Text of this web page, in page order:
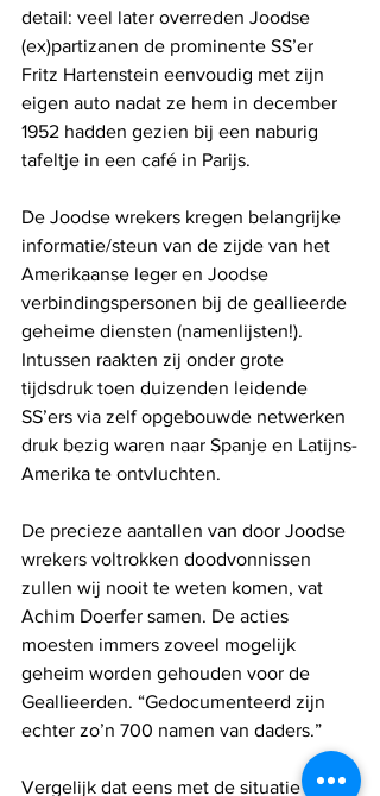
detail: veel later overreden Joodse
(ex)partizanen de prominente SS’er
Fritz Hartenstein eenvoudig met zijn
eigen auto nadat ze hem in december
1952 hadden gezien bij een naburig
tafeltje in een café in Parijs.
De Joodse wrekers kregen belangrijke
informatie/steun van de zijde van het
Amerikaanse leger en Joodse
verbindingspersonen bij de geallieerde
geheime diensten (namenlijsten!).
Intussen raakten zij onder grote
tijdsdruk toen duizenden leidende
SS’ers via zelf opgebouwde netwerken
druk bezig waren naar Spanje en Latijns-
Amerika te ontvluchten.
De precieze aantallen van door Joodse
wrekers voltrokken doodvonnissen
zullen wij nooit te weten komen, vat
Achim Doerfer samen. De acties
moesten immers zoveel mogelijk
geheim worden gehouden voor de
Geallieerden. “Gedocumenteerd zijn
echter zo’n 700 namen van daders.”
Vergelijk dat eens met de situatie in